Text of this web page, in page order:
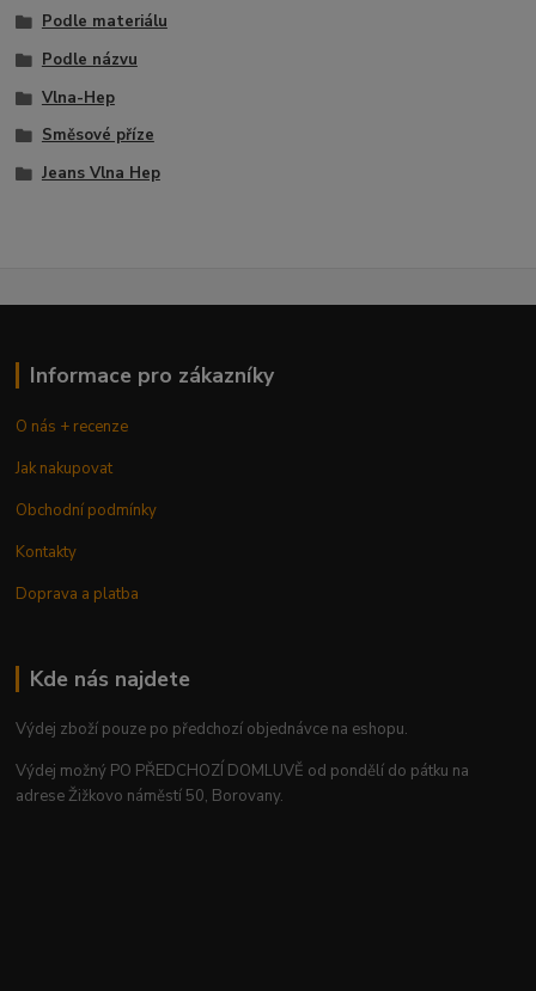
Podle materiálu
Podle názvu
Vlna-Hep
Směsové příze
Jeans Vlna Hep
Informace pro zákazníky
O nás + recenze
Jak nakupovat
Obchodní podmínky
Kontakty
Doprava a platba
Kde nás najdete
Výdej zboží pouze po předchozí objednávce na eshopu.
Výdej možný PO PŘEDCHOZÍ DOMLUVĚ od pondělí do pátku na
adrese Žižkovo náměstí 50, Borovany.